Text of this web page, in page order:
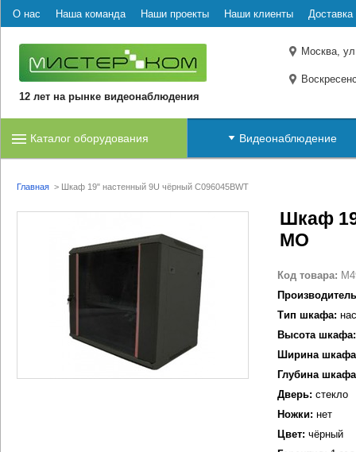
О нас Наша команда Наши проекты Наши клиенты Доставка
12 лет на рынке видеонаблюдения
Москва,
Каталог оборудования Видеонаблюдение
Главная > Шкаф 19" настенный 9U чёрный C096045BWT
Шкаф
МО
Код товара:
Тип шкафа:
Высота шкафа:
Ширина
Глубина
Дверь: стекло
Ножки: нет
Цвет: чёрный